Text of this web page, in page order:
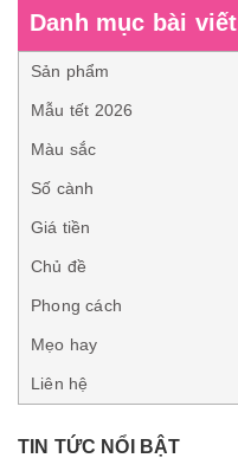
Danh mục bài viết
Sản phẩm
Mẫu tết 2026
Màu sắc
Số cành
Giá tiền
Chủ đề
Phong cách
Mẹo hay
Liên hệ
TIN TỨC NỔI BẬT